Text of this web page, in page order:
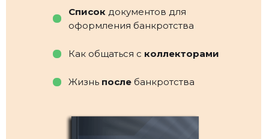
Жизнь после банкротства
Как общаться с коллекторами
Список документов для
оформления банкротства